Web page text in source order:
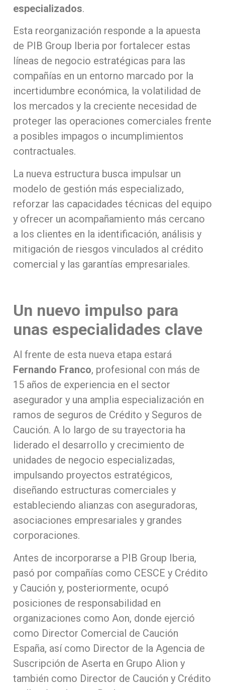
especializados.
Esta reorganización responde a la apuesta
de PIB Group Iberia por fortalecer estas
líneas de negocio estratégicas para las
compañías en un entorno marcado por la
incertidumbre económica, la volatilidad de
los mercados y la creciente necesidad de
proteger las operaciones comerciales frente
a posibles impagos o incumplimientos
contractuales.
La nueva estructura busca impulsar un
modelo de gestión más especializado,
reforzar las capacidades técnicas del equipo
y ofrecer un acompañamiento más cercano
a los clientes en la identificación, análisis y
mitigación de riesgos vinculados al crédito
comercial y las garantías empresariales.
Un nuevo impulso para
unas especialidades clave
Al frente de esta nueva etapa estará
Fernando Franco, profesional con más de
15 años de experiencia en el sector
asegurador y una amplia especialización en
ramos de seguros de Crédito y Seguros de
Caución. A lo largo de su trayectoria ha
liderado el desarrollo y crecimiento de
unidades de negocio especializadas,
impulsando proyectos estratégicos,
diseñando estructuras comerciales y
estableciendo alianzas con aseguradoras,
asociaciones empresariales y grandes
corporaciones.
Antes de incorporarse a PIB Group Iberia,
pasó por compañías como CESCE y Crédito
y Caución y, posteriormente, ocupó
posiciones de responsabilidad en
organizaciones como Aon, donde ejerció
como Director Comercial de Caución
España, así como Director de la Agencia de
Suscripción de Aserta en Grupo Alion y
también como Director de Caución y Crédito